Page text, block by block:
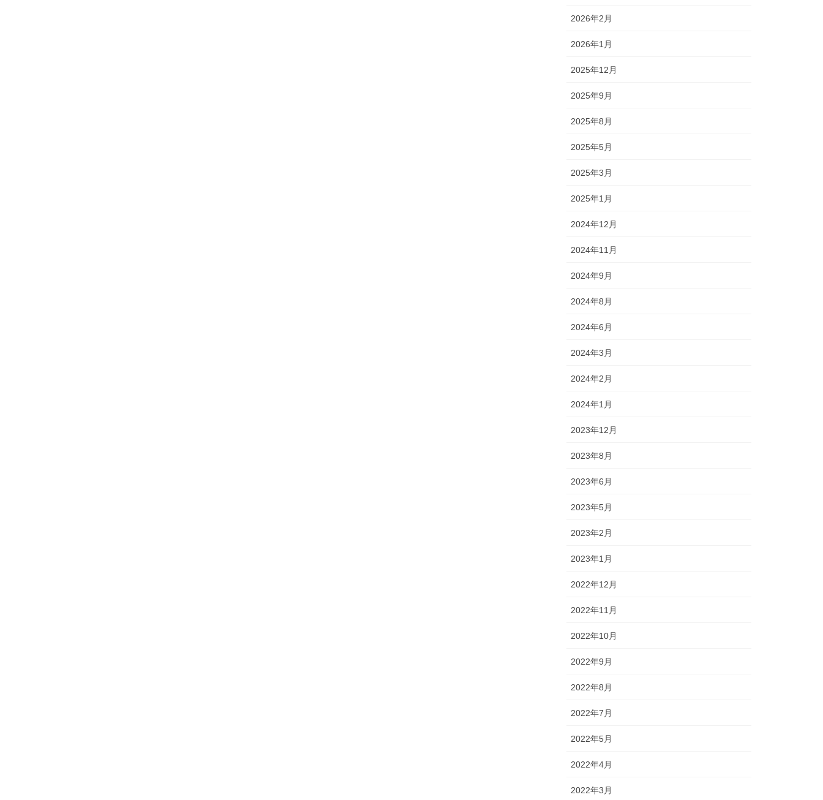
2026年2月
2026年1月
2025年12月
2025年9月
2025年8月
2025年5月
2025年3月
2025年1月
2024年12月
2024年11月
2024年9月
2024年8月
2024年6月
2024年3月
2024年2月
2024年1月
2023年12月
2023年8月
2023年6月
2023年5月
2023年2月
2023年1月
2022年12月
2022年11月
2022年10月
2022年9月
2022年8月
2022年7月
2022年5月
2022年4月
2022年3月